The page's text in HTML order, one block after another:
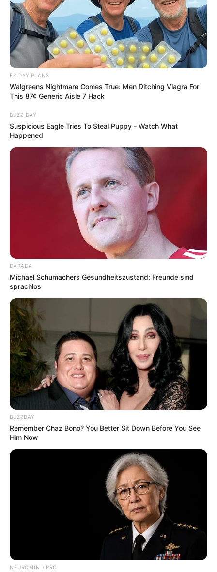
Sandsteinhöhle Walldorf
Durch Abbau von Sand entstandene
riesige, weitverzweigte Höhle bei
Meiningen, die mit Märchenmotiven
ausgestattet wurde.
Schloss Elisabethenburg
herzoglichen Sammlungen besichtigen,
sondern auch Kaffee und Kuchen im barocken Ambiente
genießen kann.
Theatermuseum Meiningen
Im Theatermuseum, das in der ehemaligen
herzoglichen Reithalle untergebracht ist,
werden historische Bühnenbilder,
Requistiten und Kostüme vorgeführt.
Baumbachhaus in Meiningen
Wohnhaus des Heimatdichters Rudolf
Galerie Ada in Meiningen
Die Städtische Kunstsammlung von
Meiningen im Hartungschen
Fachwerkhaus.
Posthalterei in Meiningen
Kunstausstellungen sowie Musik- und
Theatervorführungen in der alten
Historischer Charme in einer sehr gut
erhaltenen Burg aus dem Mittelalter. Die
sich heute Privatbesitz befindende Anlage
ist die einzige erhaltene Burg des Johanniterordens in
Deutschland. Sie kann sowohl mit Führung als auch ohne
Waffenmuseum Suhl
Eine interessante Ausstellung mit sehr
vielen Exponaten zeigt die über die 500
FRIDAY PLANS
Walgreens Nightmare Comes True: Men Ditching Viagra For
This 87¢ Generic Aisle 7 Hack
BUZZ DAY
Suspicious Eagle Tries To Steal Puppy - Watch What
Happened
DARADA
Michael Schumachers Gesundheitszustand: Freunde sind
sprachlos
BUZZDAY
Remember Chaz Bono? You Better Sit Down Before You See
Him Now
NEUROMIND PRO